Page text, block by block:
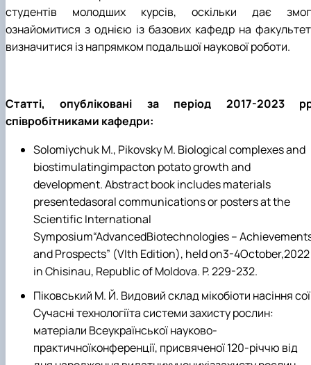
студентів молодших курсів, оскільки дає
ознайомитися з однією із базових кафедр на
визначитися із напрямком подальшої наукової роботи.
Статті, опубліковані за період 2017-2023
співробітниками кафедри:
Solomiychuk M., Pikovsky M. Biological complexes and
biostimulatingimpacton potato growth and
development. Abstract book includes materials
presentedasoral communications or posters at the
Scientific International
Symposium“AdvancedBiotechnologies –
and Prospects” (VIth Edition), held on3-4October,2022
in Chisinau, Republic of Moldova. P. 229-232.
Піковський М. Й. Видовий склад мікобіоти насіння
Сучасні технологіїта системи захисту рослин:
матеріали Всеукраїнської науково-
практичноїконференції, присвяченої 120-річчю від